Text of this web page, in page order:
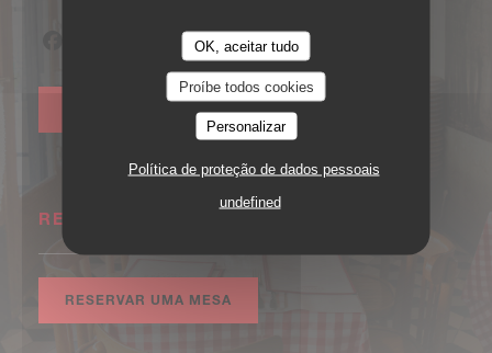
OK, aceitar tudo
Proíbe todos cookies
Personalizar
Política de proteção de dados pessoais
undefined
Facebook ((abre numa nova janela))
Instagram ((abre numa nova janela))
NEWSLETTER
RESERVA
RESERVAR UMA MESA